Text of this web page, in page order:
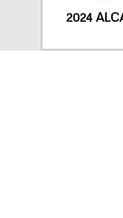
2024